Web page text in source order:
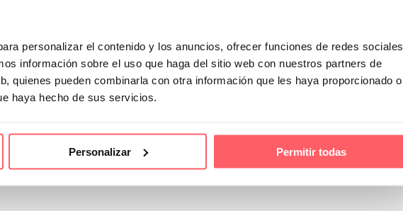
personalizar el contenido y los anuncios, ofrecer funciones de redes sociales
información sobre el uso que haga del sitio web con nuestros partners de
quienes pueden combinarla con otra información que les haya proporcionado o
haya hecho de sus servicios.
Personalizar Permitir todas